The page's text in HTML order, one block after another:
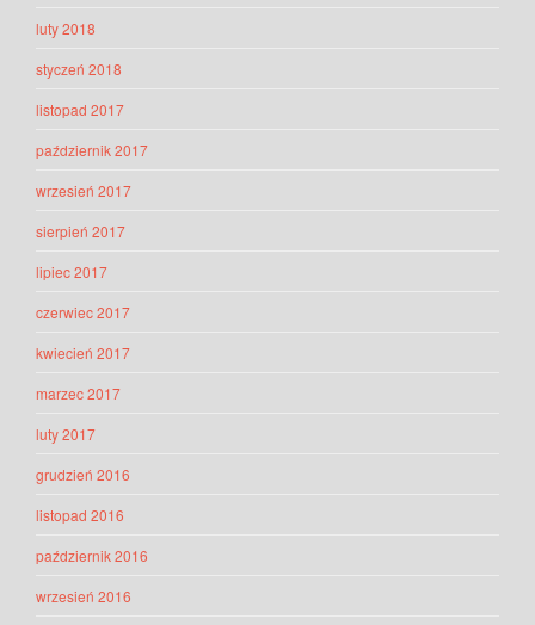
luty 2018
styczeń 2018
listopad 2017
październik 2017
wrzesień 2017
sierpień 2017
lipiec 2017
czerwiec 2017
kwiecień 2017
marzec 2017
luty 2017
grudzień 2016
listopad 2016
październik 2016
wrzesień 2016